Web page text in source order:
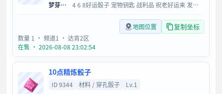
梦芽芽芽
4 6 8好运骰子 宠物钥匙 战利品 祝老好运来 发大财
地图位置 复制坐标
数量 1 · 频道1 · 达肯2区
在售 · 2026-08-08 23:02:54
10点精炼骰子
ID 9344 材料 / 穿孔骰子 Lv.1